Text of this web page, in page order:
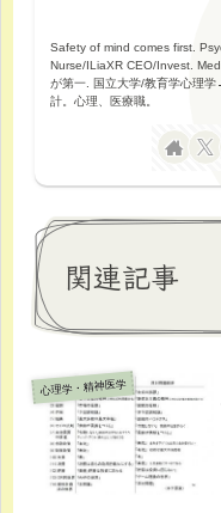
Safety of mind comes first.
Nurse/ILiaXR CEO/Invest.
が第一. 国立大学/教育学心理
計。心理、医療職。
関連記事
心理学・精神医学